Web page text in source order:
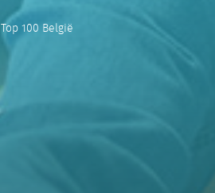
Top 100 België